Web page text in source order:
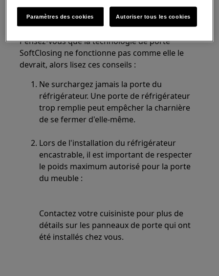
SKE818E9ZC), il est équipé d'une porte à
fermeture douce.
Pensez-vous que la technologie de porte
SoftClosing ne fonctionne pas comme elle le
devrait, alors lisez ces conseils :
Ne surchargez jamais la porte du
réfrigérateur. Une porte de réfrigérateur
trop remplie peut empêcher la charnière
de se fermer d'elle-même.
Lors de l'installation du réfrigérateur
encastrable, il est important de respecter
le poids maximum autorisé pour la porte
du meuble :
Contactez votre cuisiniste pour plus de
détails sur les panneaux de porte qui ont
été installés chez vous.
Paramètres des cookies Autoriser tous les cookies